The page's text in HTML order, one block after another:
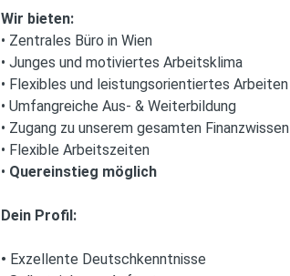
Wir bieten:
• Zentrales Büro in Wien
• Junges und motiviertes Arbeitsklima
• Flexibles und leistungsorientiertes Arbeiten
• Umfangreiche Aus- & Weiterbildung
• Zugang zu unserem gesamten Finanzwissen
• Flexible Arbeitszeiten
• Quereinstieg möglich
Dein Profil:
• Exzellente Deutschkenntnisse